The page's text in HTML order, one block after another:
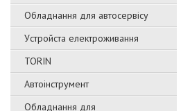
Обладнання для автосервісу
Уcтpoйстa елeктpoживання
TORIN
Автоінструмент
Обладнання для